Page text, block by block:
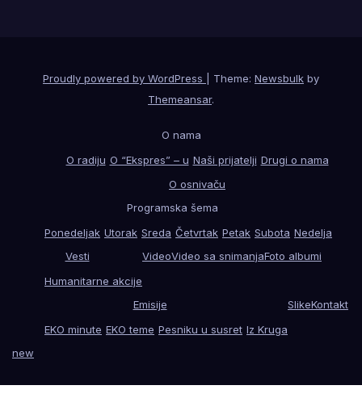
Proudly powered by WordPress Theme: Newsbulk by
Themeansar.
O nama
O radiju O “Ekspres” – u Naši prijatelji Drugi o nama
O osnivaču
Programska šema
Ponedeljak Utorak Sreda Četvrtak Petak Subota Nedelja
Vesti
Humanitarne akcije
VideoVideo sa snimanjaFoto albumi
Emisije
EKO minute EKO teme Pesniku u susret Iz Kruga
SlikeKontakt
new